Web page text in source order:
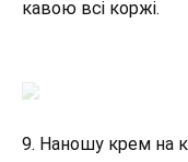
кавою всі коржі.
9. Наношу крем на